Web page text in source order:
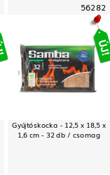
56282
Gyújtóskocka - 12,5 x 18,5 x
1,6 cm - 32 db / csomag